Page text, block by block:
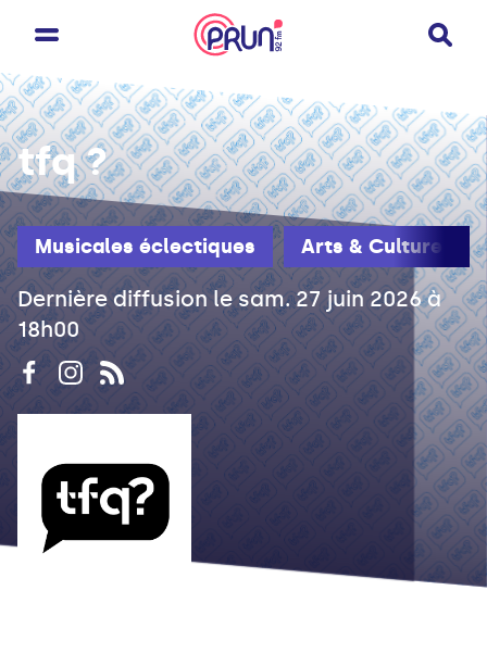
Musicales éclectiques Arts & Culture
tfq ?
Dernière diffusion le sam. 27 juin 2026 à
18h00